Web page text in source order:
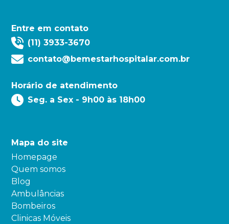
Entre em contato
(11) 3933-3670
contato@bemestarhospitalar.com.br
Horário de atendimento
Seg. a Sex - 9h00 às 18h00
Mapa do site
Homepage
Quem somos
Blog
Ambulâncias
Bombeiros
Clinicas Móveis